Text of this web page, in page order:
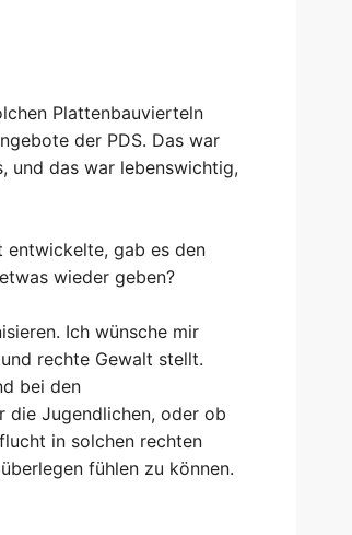
Plattenbauvierteln
der PDS. Das war
und das war lebenswichtig,
entwickelte, gab es den
wieder geben?
Ich wünsche mir
rechte Gewalt stellt.
bei den
die Jugendlichen, oder ob
in solchen rechten
fühlen zu können.